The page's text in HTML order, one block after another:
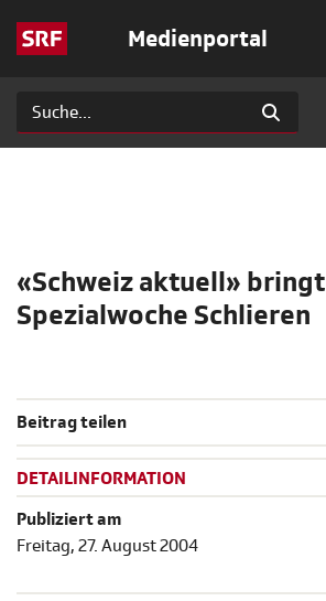
Medienportal
«Schweiz aktuell» bringt
Spezialwoche Schlieren
Beitrag teilen
DETAILINFORMATION
Publiziert am
Freitag, 27. August 2004